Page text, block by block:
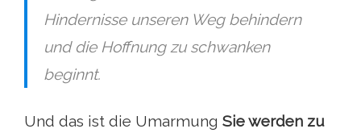
Hindernisse unseren Weg behindern
und die Hoffnung zu schwanken
beginnt.
Und das ist die Umarmung Sie werden zu